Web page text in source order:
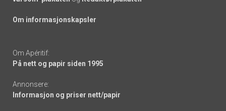
Om informasjonskapsler
Om Apéritif:
På nett og papir siden 1995
Annonsere:
Informasjon og priser nett/papir